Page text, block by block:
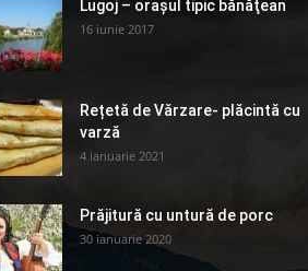
Lugoj – orașul tipic bănăţean
16 iunie 2017
Rețetă de Vărzare- plăcintă cu
varză
4 ianuarie 2021
Prăjitură cu untură de porc
30 ianuarie 2020